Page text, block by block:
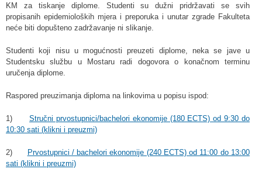
KM za tiskanje diplome. Studenti su dužni pridržavati se svih
propisanih epidemioloških mjera i preporuka i unutar zgrade Fakulteta
neće biti dopušteno zadržavanje ni slikanje.
Studenti koji nisu u mogućnosti preuzeti diplome, neka se jave u
Studentsku službu u Mostaru radi dogovora o konačnom terminu
uručenja diplome.
Raspored preuzimanja diploma na linkovima u popisu ispod:
1)Stručni prvostupnici/bachelori ekonomije (180 ECTS) od 9:30 do
10:30 sati (klikni i preuzmi)
2)
Prvostupnici / bachelori ekonomije (240 ECTS) od 11:00 do 13:00
sati (klikni i preuzmi)